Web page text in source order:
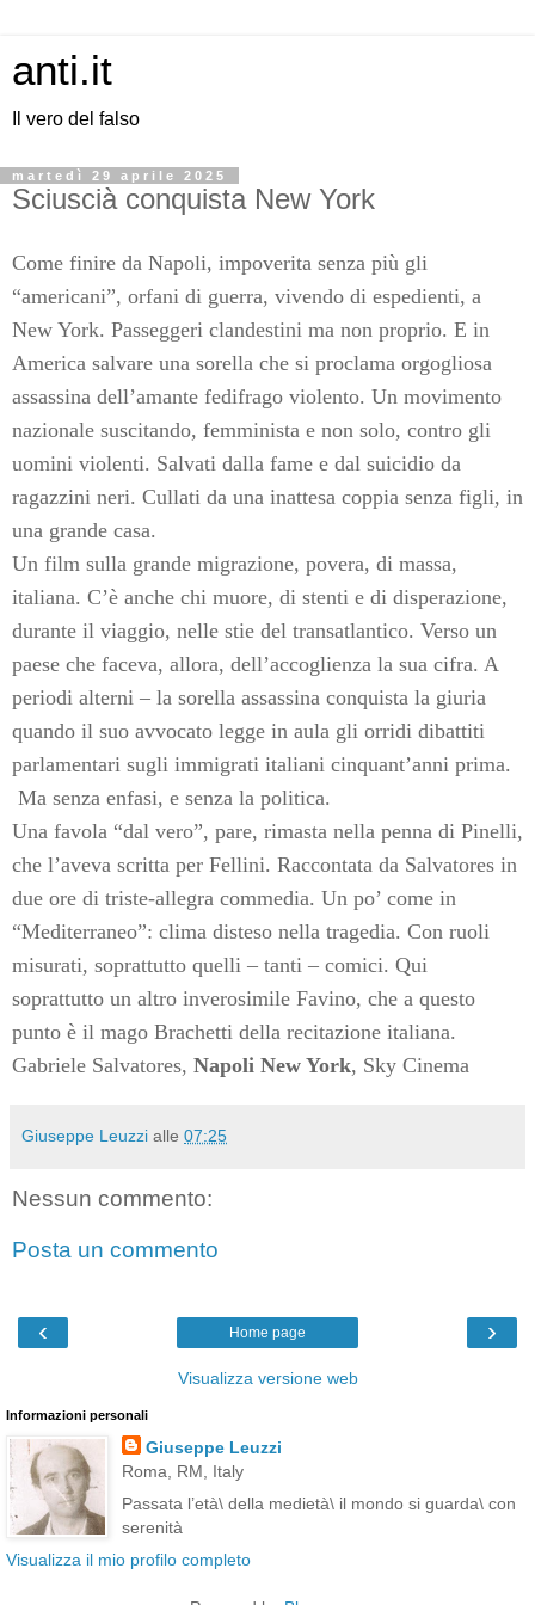
anti.it
Il vero del falso
martedì 29 aprile 2025
Sciuscià conquista New York
Come finire da Napoli, impoverita senza più gli
“americani”, orfani di guerra, vivendo di espedienti, a
New York. Passeggeri clandestini ma non proprio. E in
America salvare una sorella che si proclama orgogliosa
assassina dell’amante fedifrago violento. Un movimento
nazionale suscitando, femminista e non solo, contro gli
uomini violenti. Salvati dalla fame e dal suicidio da
ragazzini neri. Cullati da una inattesa coppia senza figli, in
una grande casa.
Un film sulla grande migrazione, povera, di massa,
italiana. C’è anche chi muore, di stenti e di disperazione,
durante il viaggio, nelle stie del transatlantico. Verso un
paese che faceva, allora, dell’accoglienza la sua cifra. A
periodi alterni – la sorella assassina conquista la giuria
quando il suo avvocato legge in aula gli orridi dibattiti
parlamentari sugli immigrati italiani cinquant’anni prima.
Ma senza enfasi, e senza la politica.
Una favola “dal vero”, pare, rimasta nella penna di Pinelli,
che l’aveva scritta per Fellini. Raccontata da Salvatores in
due ore di triste-allegra commedia. Un po’ come in
“Mediterraneo”: clima disteso nella tragedia. Con ruoli
misurati, soprattutto quelli – tanti – comici. Qui
soprattutto un altro inverosimile Favino, che a questo
punto è il mago Brachetti della recitazione italiana.
Gabriele Salvatores, Napoli New York, Sky Cinema
Giuseppe Leuzzi alle 07:25
Nessun commento:
Posta un commento
‹ ›
Home page
Visualizza versione web
Informazioni personali
Giuseppe Leuzzi
Roma, RM, Italy
Passata l’età\ della medietà\ il mondo si guarda\ con
serenità
Visualizza il mio profilo completo